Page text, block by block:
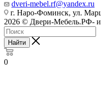
dveri-mebel.rf@yandex.ru
г. Наро-Фоминск, ул.
2026 © Двери-Мебель.РФ-
Найти
0